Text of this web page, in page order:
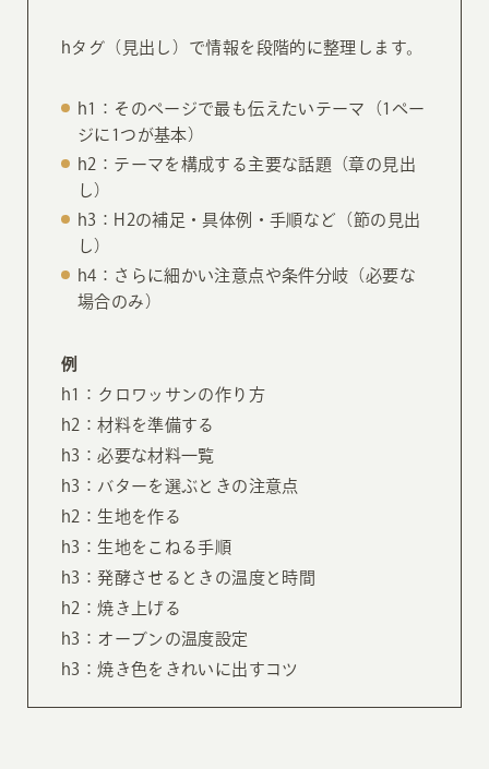
hタグ（見出し）で情報を段階的に整理します。
h1：そのページで最も伝えたいテーマ（1ペー
ジに1つが基本）
h2：テーマを構成する主要な話題（章の見出
し）
h3：H2の補足・具体例・手順など（節の見出
し）
h4：さらに細かい注意点や条件分岐（必要な
場合のみ）
例
h1：クロワッサンの作り方
h2：材料を準備する
h3：必要な材料一覧
h3：バターを選ぶときの注意点
h2：生地を作る
h3：生地をこねる手順
h3：発酵させるときの温度と時間
h2：焼き上げる
h3：オーブンの温度設定
h3：焼き色をきれいに出すコツ